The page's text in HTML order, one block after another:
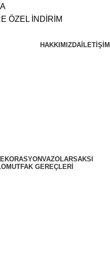
ÖZEL İNDİRİM
HAKKIMIZDA İLETIŞIM
VAZOLARSAKSI
MUTFAK GEREÇLERİ